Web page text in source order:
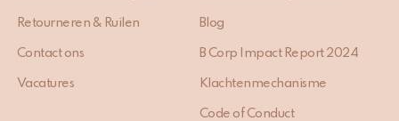
Retourneren & Ruilen
Contact ons
Vacatures
Blog
B Corp Impact Report 2024
Klachtenmechanisme
Code of Conduct